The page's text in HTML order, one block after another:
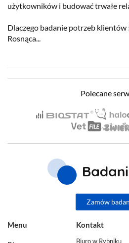
użytkowników i budować trwałe
Dlaczego badanie potrzeb klientów
Rosnąca...
Polecane
Zamów
Menu Kontakt
Biuro w Rybniku